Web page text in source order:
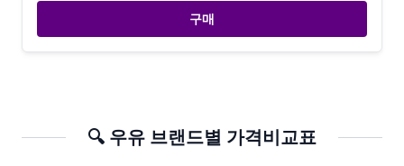
구매
🔍 우유 브랜드별 가격비교표